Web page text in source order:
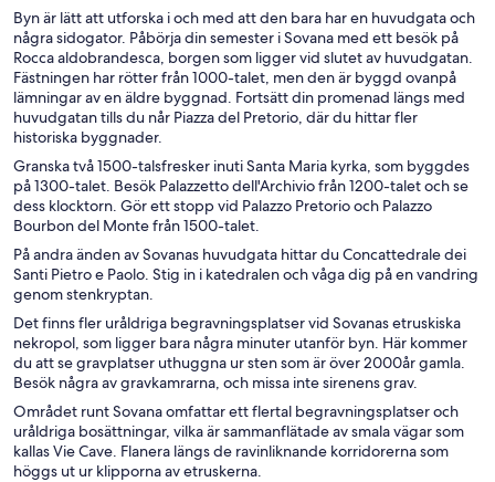
Byn är lätt att utforska i och med att den bara har en huvudgata och
några sidogator. Påbörja din semester i Sovana med ett besök på
Rocca aldobrandesca, borgen som ligger vid slutet av huvudgatan.
Fästningen har rötter från 1000-talet, men den är byggd ovanpå
lämningar av en äldre byggnad. Fortsätt din promenad längs med
huvudgatan tills du når Piazza del Pretorio, där du hittar fler
historiska byggnader.
Granska två 1500-talsfresker inuti Santa Maria kyrka, som byggdes
på 1300-talet. Besök Palazzetto dell'Archivio från 1200-talet och se
dess klocktorn. Gör ett stopp vid Palazzo Pretorio och Palazzo
Bourbon del Monte från 1500-talet.
På andra änden av Sovanas huvudgata hittar du Concattedrale dei
Santi Pietro e Paolo. Stig in i katedralen och våga dig på en vandring
genom stenkryptan.
Det finns fler uråldriga begravningsplatser vid Sovanas etruskiska
nekropol, som ligger bara några minuter utanför byn. Här kommer
du att se gravplatser uthuggna ur sten som är över 2000år gamla.
Besök några av gravkamrarna, och missa inte sirenens grav.
Området runt Sovana omfattar ett flertal begravningsplatser och
uråldriga bosättningar, vilka är sammanflätade av smala vägar som
kallas Vie Cave. Flanera längs de ravinliknande korridorerna som
höggs ut ur klipporna av etruskerna.